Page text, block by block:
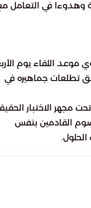
وهدوءا في التعامل
موعد اللقاء يوم
تطلعات جماهيره في
مجهر الاختبار
القادمين بنفس